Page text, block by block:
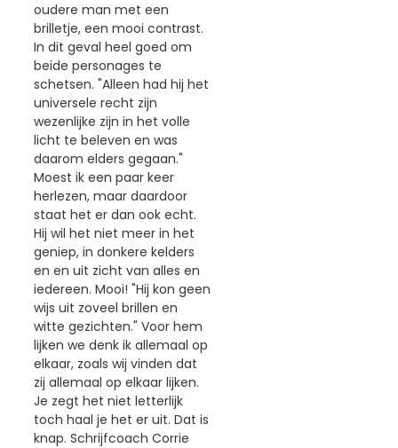
oudere man met een
brilletje, een mooi contrast.
In dit geval heel goed om
beide personages te
schetsen. "Alleen had hij het
universele recht zijn
wezenlijke zijn in het volle
licht te beleven en was
daarom elders gegaan."
Moest ik een paar keer
herlezen, maar daardoor
staat het er dan ook echt.
Hij wil het niet meer in het
geniep, in donkere kelders
en en uit zicht van alles en
iedereen. Mooi! "Hij kon geen
wijs uit zoveel brillen en
witte gezichten." Voor hem
lijken we denk ik allemaal op
elkaar, zoals wij vinden dat
zij allemaal op elkaar lijken.
Je zegt het niet letterlijk
toch haal je het er uit. Dat is
knap. Schrijfcoach Corrie